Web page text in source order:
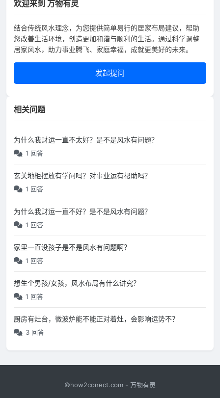
欢迎来到 万物有灵
结合传统风水理念，为您提供简单易行的居家布局建议，帮助
您改善生活环境，创造更加和谐与顺利的生活。通过科学调整
居家风水，助力事业腾飞、家庭幸福，成就更美好的未来。
发起提问
相关问题
为什么我财运一直不太好？是不是风水有问题？
1 回答
玄关地柜摆放有学问吗？对事业运有帮助吗？
1 回答
为什么我财运一直不好？是不是风水有问题？
1 回答
家里一直没孩子是不是风水有问题啊？
1 回答
想生个男孩/女孩，风水布局有什么讲究？
1 回答
厨房有灶台，微波炉能不能正对着灶，会影响运势不？
3 回答
©how2conect.com - 万物有灵